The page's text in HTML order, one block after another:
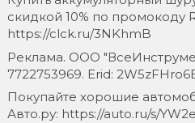
скидкой 10% по промокоду
https://clck.ru/3NKhmB
Реклама. ООО
7722753969. Erid:
Покупайте хорошие
Авто.ру: https://auto.ru/s/